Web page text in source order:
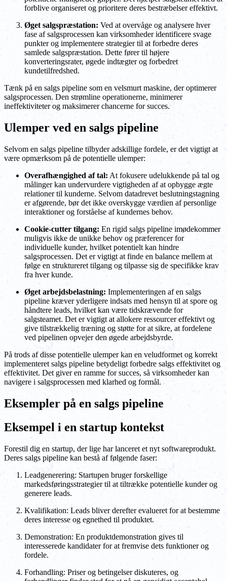
forblive organiseret og prioritere deres bestræbelser effektivt.
Øget salgspræstation: Ved at overvåge og analysere hver
fase af salgsprocessen kan virksomheder identificere svage
punkter og implementere strategier til at forbedre deres
samlede salgspræstation. Dette fører til højere
konverteringsrater, øgede indtægter og forbedret
kundetilfredshed.
Tænk på en salgs pipeline som en velsmurt maskine, der optimerer
salgsprocessen. Den strømline operationerne, minimerer
ineffektiviteter og maksimerer chancerne for succes.
Ulemper ved en salgs pipeline
Selvom en salgs pipeline tilbyder adskillige fordele, er det vigtigt at
være opmærksom på de potentielle ulemper:
Overafhængighed af tal: At fokusere udelukkende på tal og
målinger kan undervurdere vigtigheden af at opbygge ægte
relationer til kunderne. Selvom datadrevet beslutningstagning
er afgørende, bør det ikke overskygge værdien af personlige
interaktioner og forståelse af kundernes behov.
Cookie-cutter tilgang: En rigid salgs pipeline imødekommer
muligvis ikke de unikke behov og præferencer for
individuelle kunder, hvilket potentielt kan hindre
salgsprocessen. Det er vigtigt at finde en balance mellem at
følge en struktureret tilgang og tilpasse sig de specifikke krav
fra hver kunde.
Øget arbejdsbelastning: Implementeringen af en salgs
pipeline kræver yderligere indsats med hensyn til at spore og
håndtere leads, hvilket kan være tidskrævende for
salgsteamet. Det er vigtigt at allokere ressourcer effektivt og
give tilstrækkelig træning og støtte for at sikre, at fordelene
ved pipelinen opvejer den øgede arbejdsbyrde.
På trods af disse potentielle ulemper kan en veludformet og korrekt
implementeret salgs pipeline betydeligt forbedre salgs effektivitet og
effektivitet. Det giver en ramme for succes, så virksomheder kan
navigere i salgsprocessen med klarhed og formål.
Eksempler på en salgs pipeline
Eksempel i en startup kontekst
Forestil dig en startup, der lige har lanceret et nyt softwareprodukt.
Deres salgs pipeline kan bestå af følgende faser:
Leadgenerering: Startupen bruger forskellige
markedsføringsstrategier til at tiltrække potentielle kunder og
generere leads.
Kvalifikation: Leads bliver derefter evalueret for at bestemme
deres interesse og egnethed til produktet.
Demonstration: En produktdemonstration gives til
interesserede kandidater for at fremvise dets funktioner og
fordele.
Forhandling: Priser og betingelser diskuteres, og